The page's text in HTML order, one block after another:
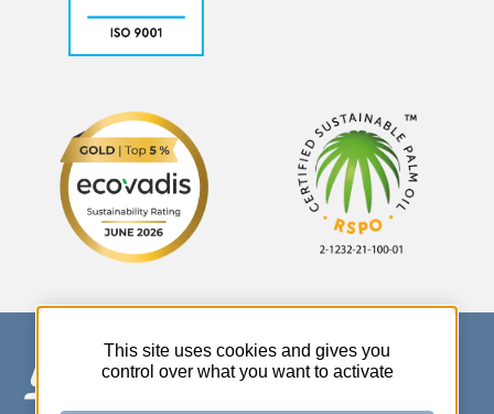
This site uses cookies and gives you
control over what you want to activate